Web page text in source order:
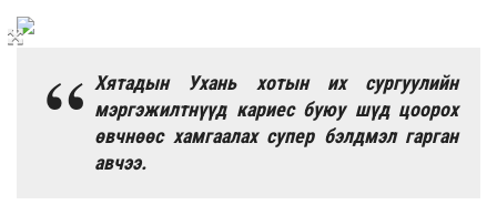
Хятадын Ухань хотын их сургуулийн
мэргэжилтнүүд кариес буюу шүд цоорох
өвчнөөс хамгаалах супер бэлдмэл гарган
авчээ.